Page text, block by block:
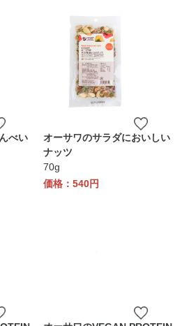
べい
オーサワのサラダにおいしい
ナッツ
70g
価格：540円